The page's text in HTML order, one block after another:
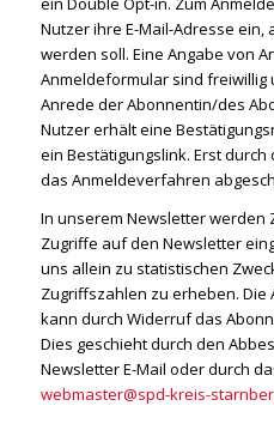
Nutzer ihre E-Mail-Adresse
werden soll. Eine Angabe von
Anmeldeformular sind
Anrede der Abonnentin/des
Nutzer erhält eine
ein Bestätigungslink. Erst
das Anmeldeverfahren
In unserem Newsletter werden
Zugriffe auf den Newsletter
uns allein zu statistischen
Zugriffszahlen zu erheben.
kann durch Widerruf das
Dies geschieht durch den
Newsletter E-Mail oder durch
webmaster@spd-kreis-